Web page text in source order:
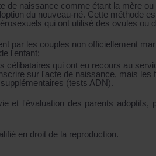
de naissance comme étant la mère ou
du nouveau-né. Cette méthode
qui ont utilisé des ovules ou
par les couples non officiellement
l'enfant;
célibataires qui ont eu recours au
sur l'acte de naissance, mais les
(tests ADN).
et l'évaluation des parents adoptifs,
en droit de la reproduction.